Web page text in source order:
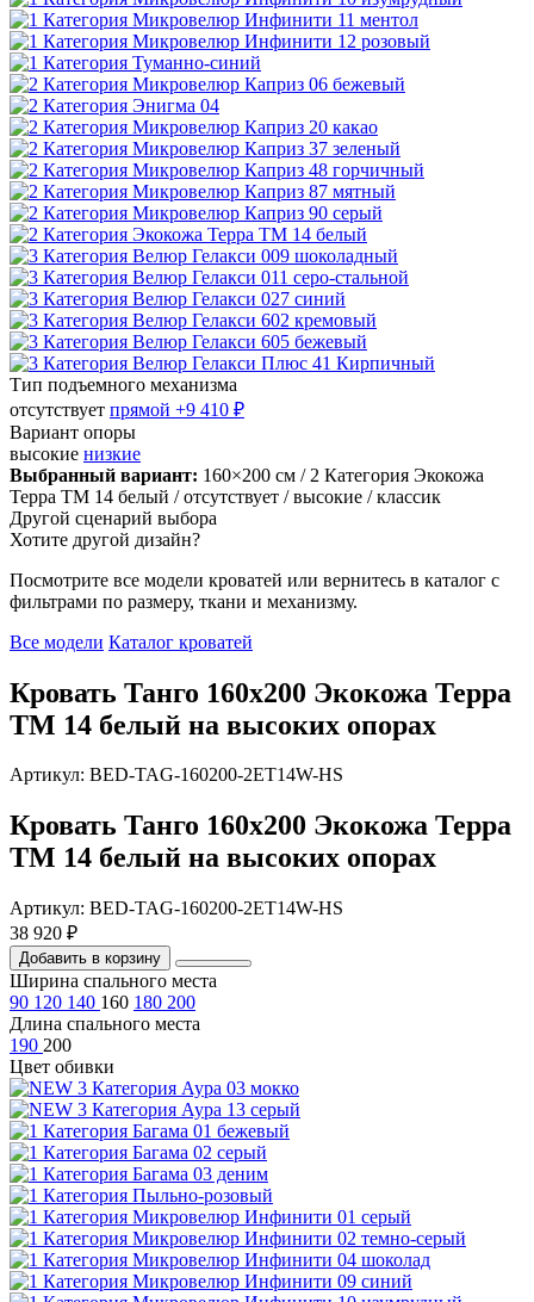
Тип подъемного механизма
отсутствует прямой +9 410 ₽
Вариант опоры
высокие низкие
Выбранный вариант: 160×200 см / 2 Категория Экокожа
Терра ТМ 14 белый / отсутствует / высокие / классик
Другой сценарий выбора
Хотите другой дизайн?
Посмотрите все модели кроватей или вернитесь в каталог с
фильтрами по размеру, ткани и механизму.
Все модели Каталог кроватей
Кровать Танго 160х200 Экокожа Терра
ТМ 14 белый на высоких опорах
Артикул: BED-TAG-160200-2ET14W-HS
Кровать Танго 160х200 Экокожа Терра
ТМ 14 белый на высоких опорах
Артикул: BED-TAG-160200-2ET14W-HS
38 920 ₽
Добавить в корзину
Ширина спального места
90 120 140 160 180 200
Длина спального места
190 200
Цвет обивки